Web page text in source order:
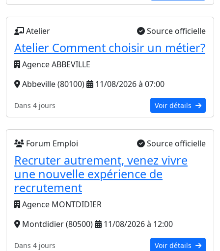
Atelier Source officielle
Atelier Comment choisir un métier?
Agence ABBEVILLE
Abbeville (80100)
11/08/2026 à 07:00
Dans 4 jours Voir détails
Forum Emploi Source officielle
Recruter autrement, venez vivre
une nouvelle expérience de
recrutement
Agence MONTDIDIER
Montdidier (80500)
11/08/2026 à 12:00
Dans 4 jours Voir détails